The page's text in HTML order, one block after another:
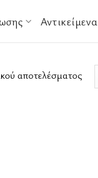
Αντικείμενα
αποτελέσματος